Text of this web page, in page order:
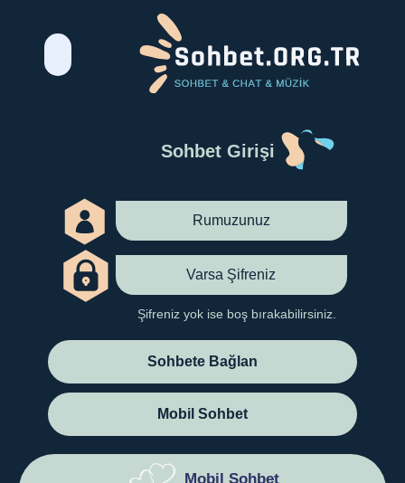
Sohbet Girişi
Şifreniz yok ise boş bırakabilirsiniz.
Sohbete Bağlan
Mobil Sohbet
Mobil Sohbet